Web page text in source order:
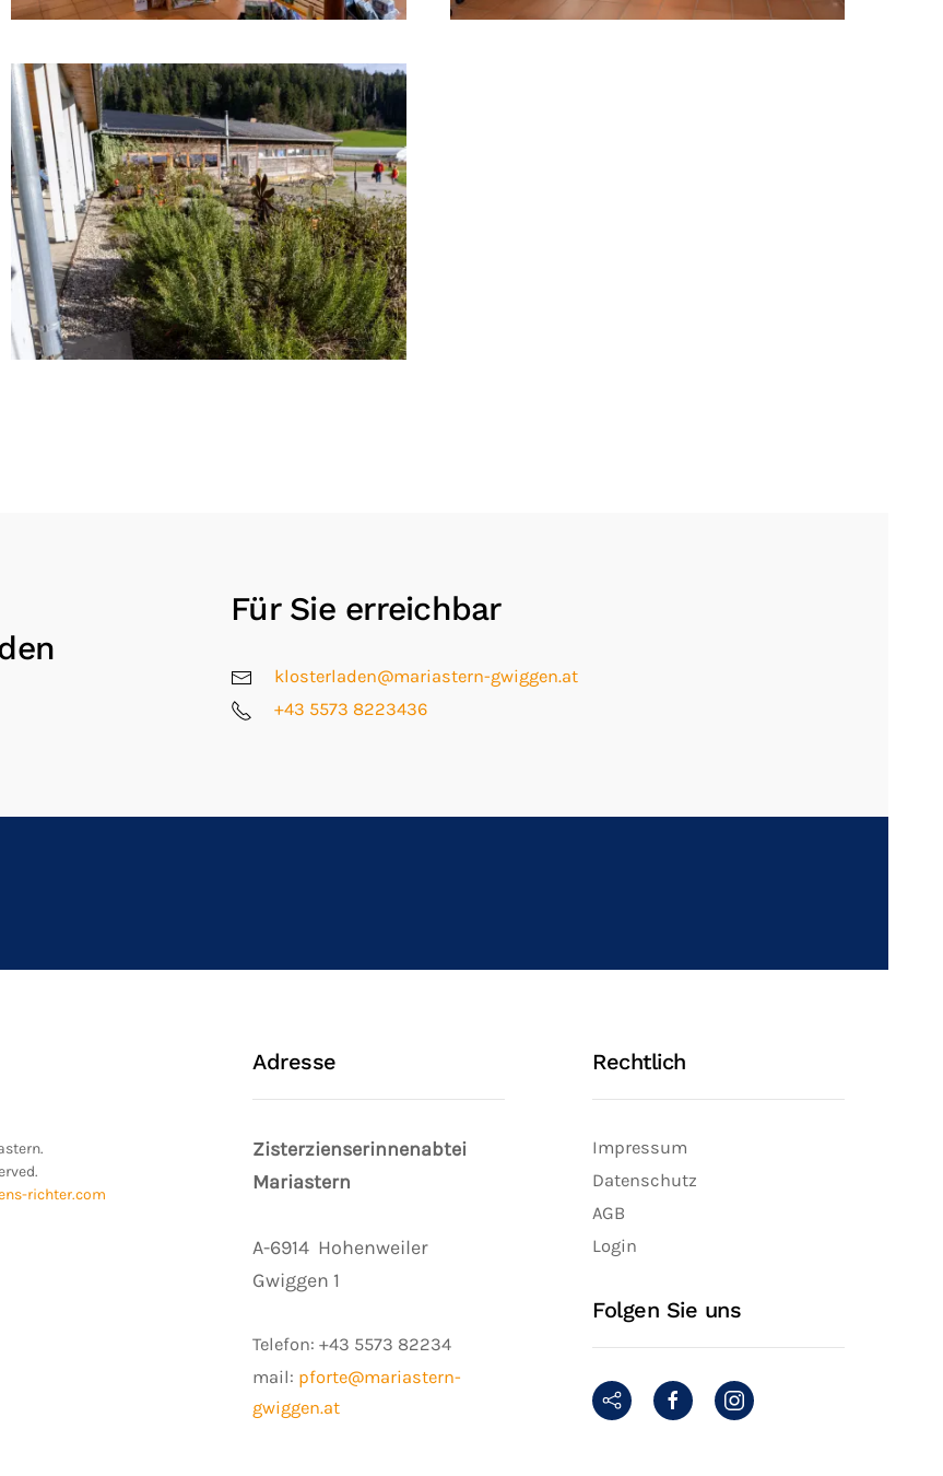
Für Sie erreichbar
klosterladen@mariastern-gwiggen.at
+43 5573 8223436
richter.com
Adresse
Zisterzienserinnenabtei
Mariastern
A-6914 Hohenweiler
Gwiggen 1
Telefon: +43 5573 82234
mail: pforte@mariastern-
gwiggen.at
Rechtlich
Impressum
Datenschutz
AGB
Login
Folgen Sie uns